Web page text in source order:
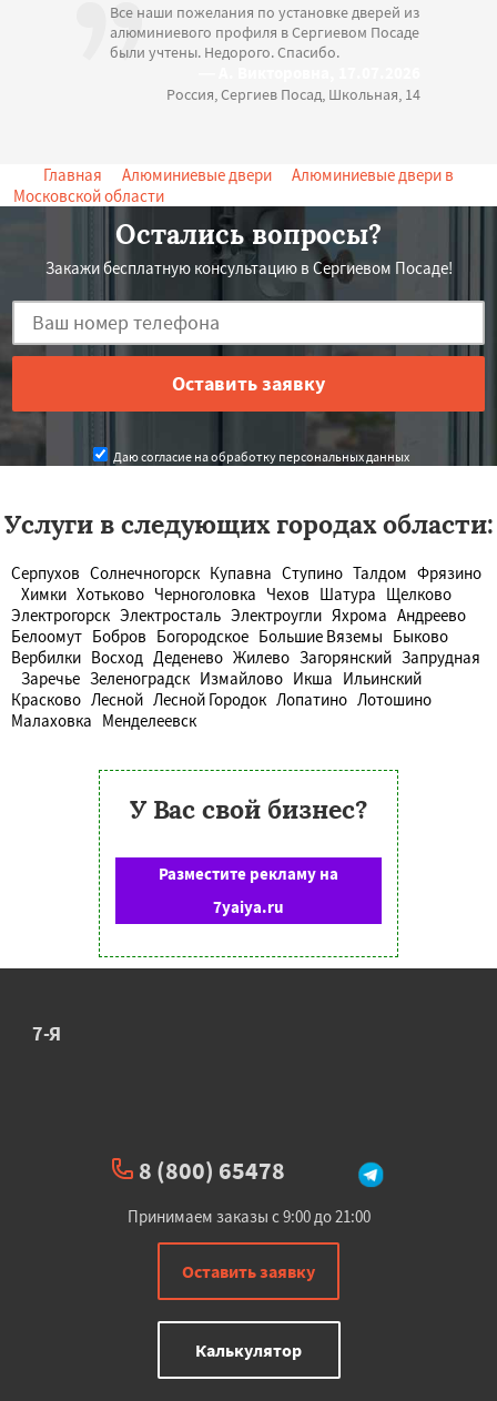
Все наши пожелания по установке дверей из
алюминиевого профиля в Сергиевом Посаде
были учтены. Недорого. Спасибо.
Россия, Сергиев Посад, Школьная, 14
Главная Алюминиевые двери
Алюминиевые двери в
Московской области-> Алюминиевые двери в Сергиевом Посаде
Остались вопросы?
Закажи бесплатную консультацию в Сергиевом Посаде!
Даю согласие на обработку персональных данных
Услуги в следующих городах области:
Серпухов Солнечногорск Купавна Ступино Талдом Фрязино
Химки Хотьково Черноголовка Чехов Шатура Щелково
Электрогорск Электросталь Электроугли Яхрома Андреево
Белоомут Бобров Богородское Большие Вяземы Быково
Вербилки Восход Деденево Жилево Загорянский Запрудная
Заречье Зеленоградск Измайлово Икша Ильинский
Красково Лесной Лесной Городок Лопатино Лотошино
Малаховка Менделеевск
У Вас свой бизнес?
Разместите рекламу на
7yaiya.ru
7-Я
8 (800) 65478
Принимаем заказы с 9:00 до 21:00
Оставить заявку
Калькулятор